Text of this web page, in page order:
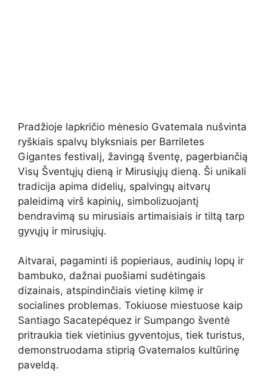
Pradžioje lapkričio mėnesio Gvatemala nušvinta
ryškiais spalvų blyksniais per Barriletes
Gigantes festivalį, žavingą šventę, pagerbiančią
Visų Šventųjų dieną ir Mirusiųjų dieną. Ši unikali
tradicija apima didelių, spalvingų aitvarų
paleidimą virš kapinių, simbolizuojantį
bendravimą su mirusiais artimaisiais ir tiltą tarp
gyvųjų ir mirusiųjų.
Aitvarai, pagaminti iš popieriaus, audinių lopų ir
bambuko, dažnai puošiami sudėtingais
dizainais, atspindinčiais vietinę kilmę ir
socialines problemas. Tokiuose miestuose kaip
Santiago Sacatepéquez ir Sumpango šventė
pritraukia tiek vietinius gyventojus, tiek turistus,
demonstruodama stiprią Gvatemalos kultūrinę
paveldą.